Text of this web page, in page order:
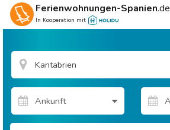
Ferienwohnungen-Spanien.de
In Kooperation mit